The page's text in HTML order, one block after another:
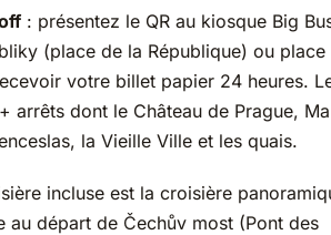
: présentez le QR au kiosque Big
(place de la République) ou place
votre billet papier 24 heures.
arrêts dont le Château de Prague,
la Vieille Ville et les quais.
incluse est la croisière
au départ de Čechův most (Pont des